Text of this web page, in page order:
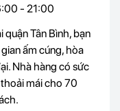
- 21:00
quận Tân Bình, bạn
ấm cúng, hòa
Nhà hàng có sức
mái cho 70